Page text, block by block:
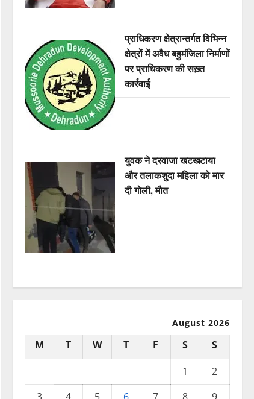
प्राधिकरण क्षेत्रान्तर्गत विभिन्न
क्षेत्रों में अवैध बहुमंजिला निर्माणों
पर प्राधिकरण की सख़्त
कार्रवाई
युवक ने दरवाजा खटखटाया
और तलाकशुदा महिला को मार
दी गोली, माैत
August 2026
M T W T F S
S
1
2